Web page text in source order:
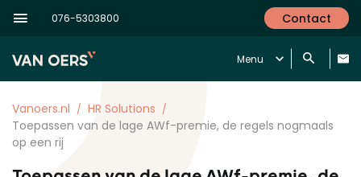
076-5303800 Contact
Menu
Vanoers.nl
HR Solutions
Toepassen van de lage AWf-premie, de regels nogmaals
op een rij